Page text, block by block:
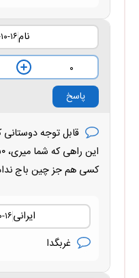
نام۱۳۹۹-
۰
پاسخ
قابل توجه دوستانی
کسی هم جز چین باج
ایرانی
غربگدا